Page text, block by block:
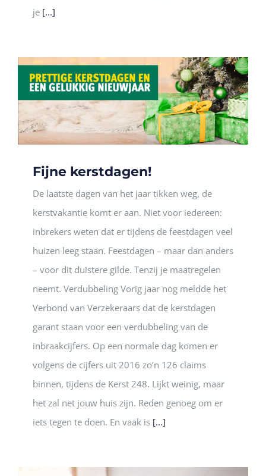
je [...]
Fijne kerstdagen!
De laatste dagen van het jaar tikken weg, de
kerstvakantie komt er aan. Niet voor iedereen:
inbrekers weten dat er tijdens de feestdagen veel
huizen leeg staan. Feestdagen – maar dan anders
– voor dit duistere gilde. Tenzij je maatregelen
neemt. Verdubbeling Vorig jaar nog meldde het
Verbond van Verzekeraars dat de kerstdagen
garant staan voor een verdubbeling van de
inbraakcijfers. Op een normale dag komen er
volgens de cijfers uit 2016 zo’n 126 claims
binnen, tijdens de Kerst 248. Lijkt weinig, maar
het zal net jouw huis zijn. Reden genoeg om er
iets tegen te doen. En vaak is [...]